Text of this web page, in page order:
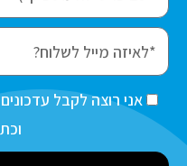
i
r
s
e
m
ס
כ
אני רוצה לקבל